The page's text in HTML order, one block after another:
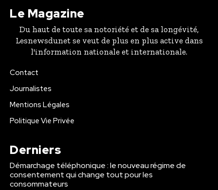
Le Magazine
Du haut de toute sa notoriété et de sa longévité,
Lesnewsdunet se veut de plus en plus active dans
l'information nationale et internationale.
Contact
Journalistes
Mentions Légales
Politique Vie Privée
Derniers
Démarchage téléphonique : le nouveau régime de
consentement qui change tout pour les
consommateurs